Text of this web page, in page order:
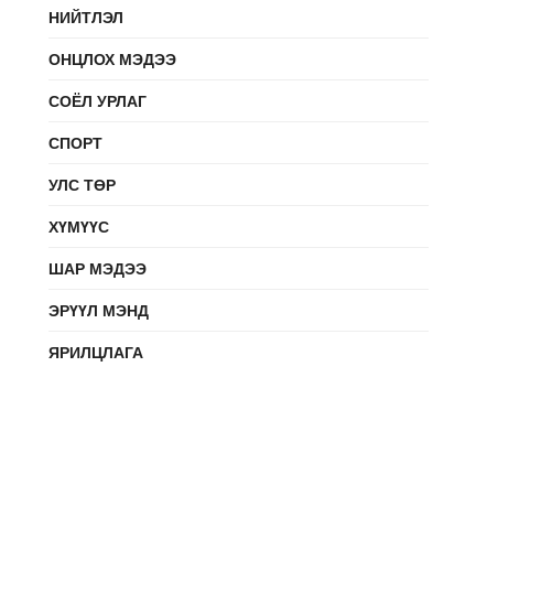
НИЙТЛЭЛ
ОНЦЛОХ МЭДЭЭ
СОЁЛ УРЛАГ
СПОРТ
УЛС ТӨР
ХҮМҮҮС
ШАР МЭДЭЭ
ЭРҮҮЛ МЭНД
ЯРИЛЦЛАГА